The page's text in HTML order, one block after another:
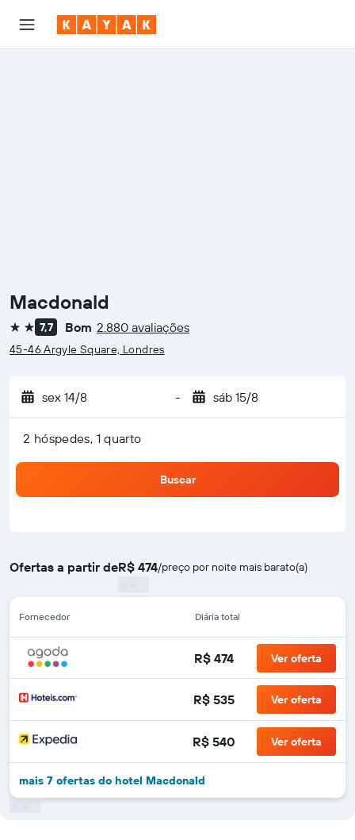
Macdonald
2 estrelas
7,7 Bom 2.880 avaliações
45-46 Argyle Square, Londres
sex 14/8 - sáb 15/8
2 hóspedes, 1 quarto
Buscar
Ofertas a partir deR$ 474/preço por noite mais barato(a)
Fornecedor Diária total
R$ 474 Ver oferta
R$ 535 Ver oferta
R$ 540 Ver oferta
mais 7 ofertas do hotel Macdonald